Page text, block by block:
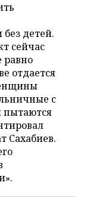
детей.
сейчас
равно
отдается
с
пытаются
Сахабиев.